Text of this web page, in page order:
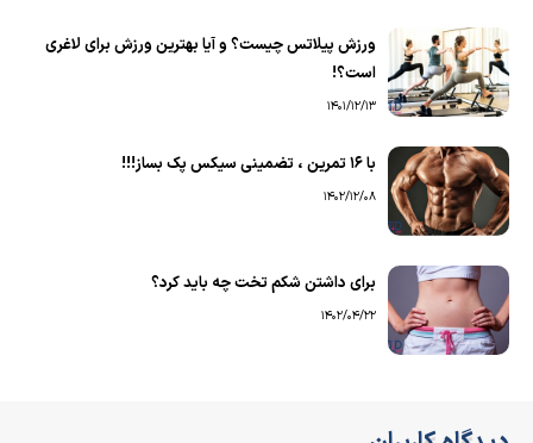
ورزش پیلاتس چیست؟ و آیا بهترین ورزش برای لاغری
است؟!
1401/12/13
با ۱۶ تمرین ، تضمینی سیکس پک بساز!!!
1402/12/08
برای داشتن شکم تخت چه باید کرد؟
1402/04/22